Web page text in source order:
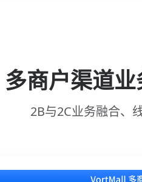
多商户渠道
2B与2C业务融合、